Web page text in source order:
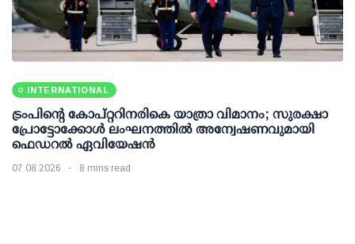
INTERNATIONAL
ട്രംപിന്റെ കോപ്റ്ററിനരികെ യാത്രാ വിമാനം; സുരക്ഷാ
പ്രോട്ടോക്കോള്‍ ലംഘനത്തില്‍ അന്വേഷണവുമായി
ഫെഡറല്‍ ഏവിയേഷന്‍
07 08 2026 8 mins read